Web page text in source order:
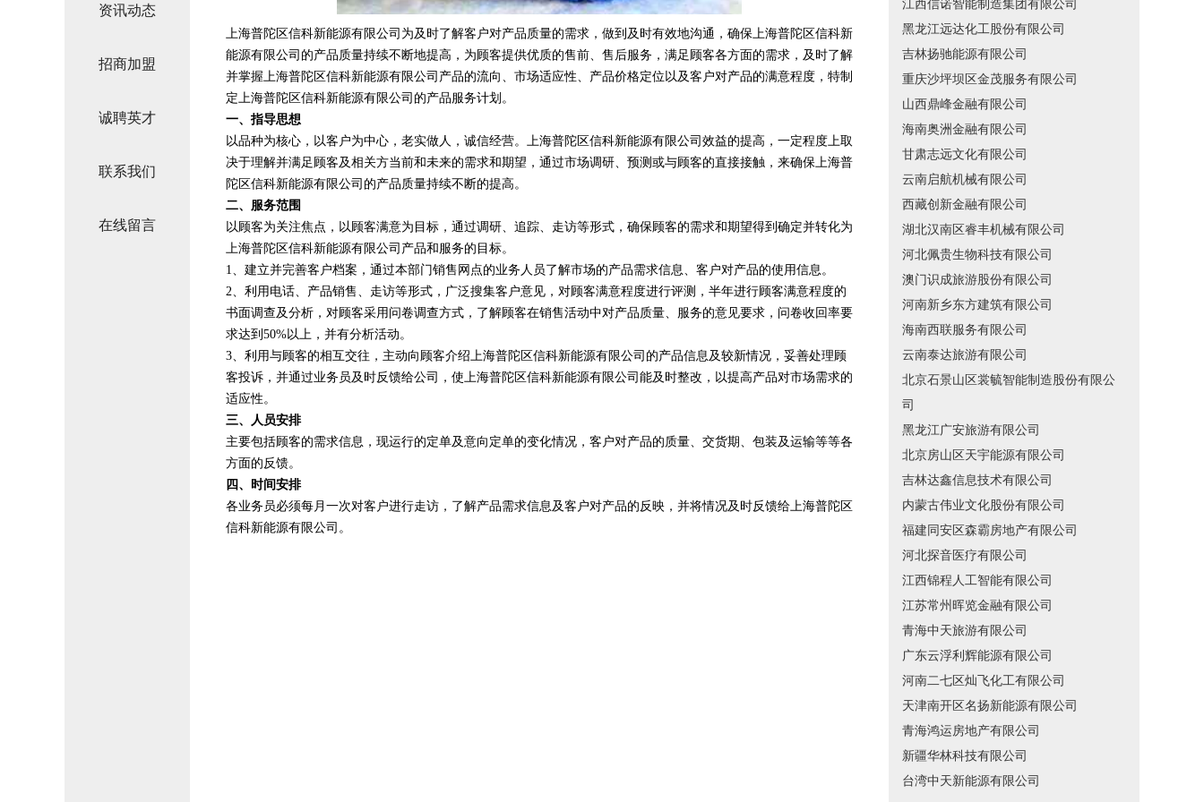
资讯动态
招商加盟
诚聘英才
联系我们
在线留言
上海普陀区信科新能源有限公司为及时了解客户对产品质量的需求，做到及时有效地沟通，确保上海普陀区信科新
能源有限公司的产品质量持续不断地提高，为顾客提供优质的售前、售后服务，满足顾客各方面的需求，及时了解
并掌握上海普陀区信科新能源有限公司产品的流向、市场适应性、产品价格定位以及客户对产品的满意程度，特制
定上海普陀区信科新能源有限公司的产品服务计划。
一、指导思想
以品种为核心，以客户为中心，老实做人，诚信经营。上海普陀区信科新能源有限公司效益的提高，一定程度上取
决于理解并满足顾客及相关方当前和未来的需求和期望，通过市场调研、预测或与顾客的直接接触，来确保上海普
陀区信科新能源有限公司的产品质量持续不断的提高。
二、服务范围
以顾客为关注焦点，以顾客满意为目标，通过调研、追踪、走访等形式，确保顾客的需求和期望得到确定并转化为
上海普陀区信科新能源有限公司产品和服务的目标。
1、建立并完善客户档案，通过本部门销售网点的业务人员了解市场的产品需求信息、客户对产品的使用信息。
2、利用电话、产品销售、走访等形式，广泛搜集客户意见，对顾客满意程度进行评测，半年进行顾客满意程度的
书面调查及分析，对顾客采用问卷调查方式，了解顾客在销售活动中对产品质量、服务的意见要求，问卷收回率要
求达到50%以上，并有分析活动。
3、利用与顾客的相互交往，主动向顾客介绍上海普陀区信科新能源有限公司的产品信息及较新情况，妥善处理顾
客投诉，并通过业务员及时反馈给公司，使上海普陀区信科新能源有限公司能及时整改，以提高产品对市场需求的
适应性。
三、人员安排
主要包括顾客的需求信息，现运行的定单及意向定单的变化情况，客户对产品的质量、交货期、包装及运输等等各
方面的反馈。
四、时间安排
各业务员必须每月一次对客户进行走访，了解产品需求信息及客户对产品的反映，并将情况及时反馈给上海普陀区
信科新能源有限公司。
江西信诺智能制造集团有限公司
黑龙江远达化工股份有限公司
吉林扬驰能源有限公司
重庆沙坪坝区金茂服务有限公司
山西鼎峰金融有限公司
海南奥洲金融有限公司
甘肃志远文化有限公司
云南启航机械有限公司
西藏创新金融有限公司
湖北汉南区睿丰机械有限公司
河北佩贵生物科技有限公司
澳门识成旅游股份有限公司
河南新乡东方建筑有限公司
海南西联服务有限公司
云南泰达旅游有限公司
北京石景山区裳毓智能制造股份有限公
司
黑龙江广安旅游有限公司
北京房山区天宇能源有限公司
吉林达鑫信息技术有限公司
内蒙古伟业文化股份有限公司
福建同安区森霸房地产有限公司
河北探音医疗有限公司
江西锦程人工智能有限公司
江苏常州晖览金融有限公司
青海中天旅游有限公司
广东云浮利辉能源有限公司
河南二七区灿飞化工有限公司
天津南开区名扬新能源有限公司
青海鸿运房地产有限公司
新疆华林科技有限公司
台湾中天新能源有限公司